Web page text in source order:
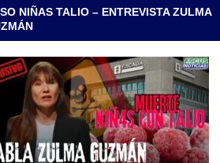
NIÑAS TALIO – ENTREVISTA ZULMA